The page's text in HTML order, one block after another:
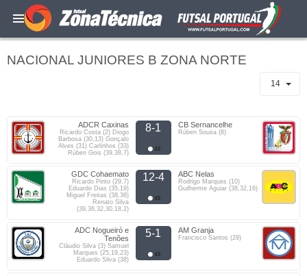
NACIONAL JUNIORES B ZONA NORTE
14
ADCR Caxinas
Ricardo Costa (2) Diogo
Barbosa (30,13) Gonçalo
Alves (31) Carlinhos (33)
Rúben Gois (39,38,7)
8-1 CB Sernancelhe
Rúben Sousa (8)
GDC Cohaemato
Ricardo Pinto (29,7)
Eduardo Dias (35,19)
Miguel Freitas (38,36)
Renato Silva
(39,36,32,30,18,2)
12-4 ABC Nelas
Rodrigo Marques (10)
Guilherme Aguiar (38,32,16)
ADC Nogueiró e
Tenões
Cláudio Silva (3) Samuel
Marques (25,19,23)
Eduardo Silva (38)
5-1 AM Granja
Francisco Santos (29)